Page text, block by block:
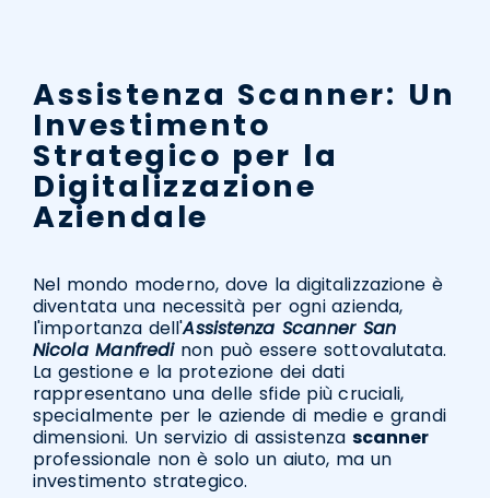
Assistenza Scanner: Un
Investimento
Strategico per la
Digitalizzazione
Aziendale
Nel mondo moderno, dove la digitalizzazione è
diventata una necessità per ogni azienda,
l'importanza dell'Assistenza Scanner San
Nicola Manfredinon può essere sottovalutata.
La gestione e la protezione dei dati
rappresentano una delle sfide più cruciali,
specialmente per le aziende di medie e grandi
dimensioni. Un servizio di assistenza scanner
professionale non è solo un aiuto, ma un
investimento strategico.